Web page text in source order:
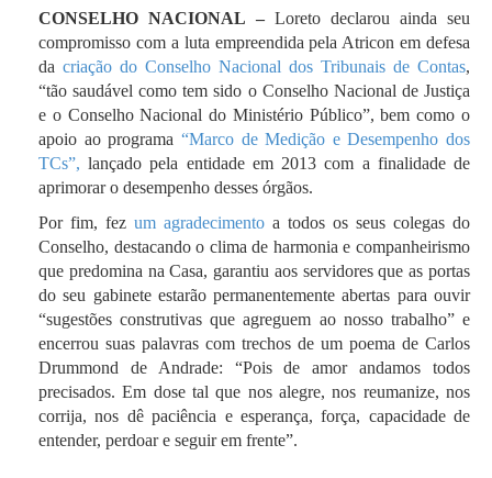
CONSELHO NACIONAL – Loreto declarou ainda seu
compromisso com a luta empreendida pela Atricon em defesa
da criação do Conselho Nacional dos Tribunais de Contas,
“tão saudável como tem sido o Conselho Nacional de Justiça
e o Conselho Nacional do Ministério Público”, bem como o
apoio ao programa “Marco de Medição e Desempenho dos
TCs”, lançado pela entidade em 2013 com a finalidade de
aprimorar o desempenho desses órgãos.
Por fim, fez um agradecimento a todos os seus colegas do
Conselho, destacando o clima de harmonia e companheirismo
que predomina na Casa, garantiu aos servidores que as portas
do seu gabinete estarão permanentemente abertas para ouvir
“sugestões construtivas que agreguem ao nosso trabalho” e
encerrou suas palavras com trechos de um poema de Carlos
Drummond de Andrade: “Pois de amor andamos todos
precisados. Em dose tal que nos alegre, nos reumanize, nos
corrija, nos dê paciência e esperança, força, capacidade de
entender, perdoar e seguir em frente”.